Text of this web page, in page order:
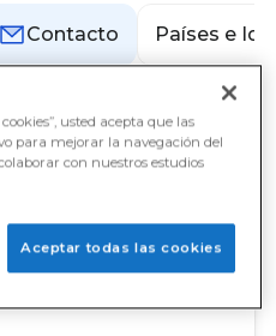
Contacto Países e
usted acepta que las
para mejorar la navegación del
con nuestros estudios
Aceptar todas las cookies